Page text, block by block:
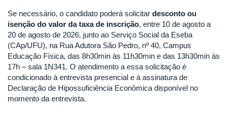
Se necessário, o candidato poderá solicitar desconto ou
isenção do valor da taxa de inscrição, entre 10 de agosto a
20 de agosto de 2026, junto ao Serviço Social da Eseba
(CAp/UFU), na Rua Adutora São Pedro, nº 40, Campus
Educação Física, das 8h30min às 11h30min e das 13h30min às
17h – sala 1N341. O atendimento a essa solicitação é
condicionado à entrevista presencial e à assinatura de
Declaração de Hipossuficiência Econômica disponível no
momento da entrevista.